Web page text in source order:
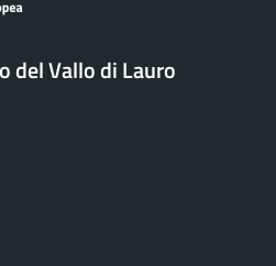
del Vallo di Lauro